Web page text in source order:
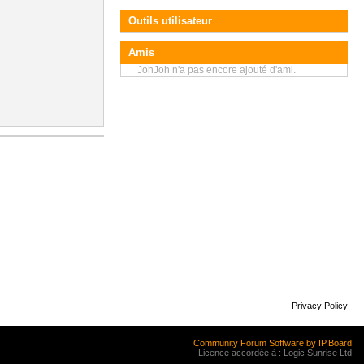
Outils utilisateur
Amis
JohJoh n'a pas encore ajouté d'ami.
Privacy Policy
Community Forum Software by IP.Board
Licence accordée à : Logic Sunrise Ltd